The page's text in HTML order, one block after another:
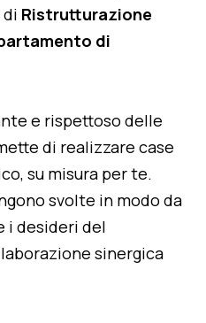
di Ristrutturazione
di
e rispettoso delle
di realizzare case
su misura per te.
svolte in modo da
i desideri del
sinergica